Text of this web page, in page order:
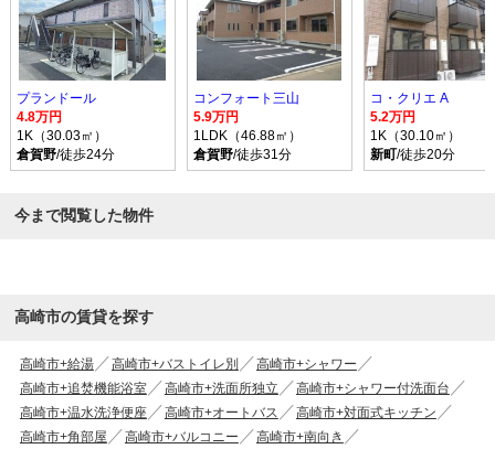
プランドール
4.8万円
1K（30.03㎡）
倉賀野/徒歩24分
コンフォート三山
5.9万円
1LDK（46.88㎡）
倉賀野/徒歩31分
コ・クリエ A
5.2万円
1K（30.10㎡）
新町/徒歩20分
今まで閲覧した物件
高崎市の賃貸を探す
高崎市+給湯 高崎市+バストイレ別
高崎市+シャワー
高崎市+追焚機能浴室
高崎市+洗面所独立
高崎市+シャワー付洗面台
高崎市+温水洗浄便座
高崎市+オートバス
高崎市+対面式キッチン
高崎市+角部屋
高崎市+バルコニー
高崎市+南向き